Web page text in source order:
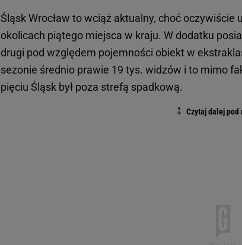
Śląsk Wrocław to wciąż aktualny, choć
okolicach piątego miejsca w kraju. W dodatku
drugi pod względem pojemności obiekt w
sezonie średnio prawie 19 tys. widzów i to mimo
pięciu Śląsk był poza strefą spadkową.